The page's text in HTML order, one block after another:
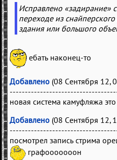
Исправлено «задирание»
переходе из
здания или большого
ебать наконец-то
Добавлено (08 Сентября 12,
новая система камуфляжа
Добавлено (08 Сентября 12,
посмотрел запись стрима
графооооооон